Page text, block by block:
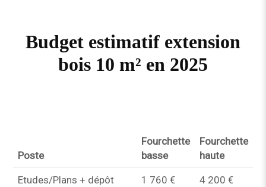
Budget estimatif extension
bois 10 m² en 2025
Poste
Fourchette
basse
Fourchette
haute
Etudes/Plans + dépôt
1 760 € 4 200 €